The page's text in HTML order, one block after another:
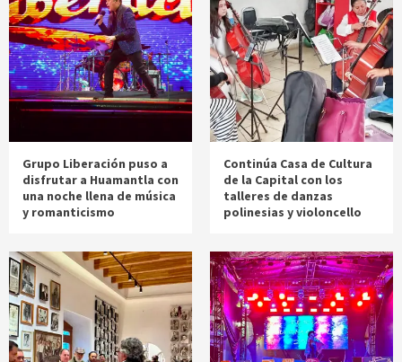
Grupo Liberación puso a
disfrutar a Huamantla con
una noche llena de música
y romanticismo
Continúa Casa de Cultura
de la Capital con los
talleres de danzas
polinesias y violoncello